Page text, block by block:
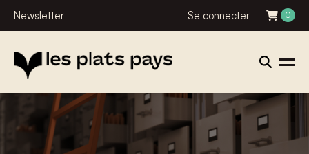
Newsletter Se connecter 0